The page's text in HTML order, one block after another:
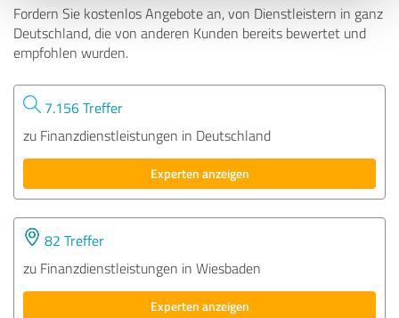
Fordern Sie kostenlos Angebote an, von Dienstleistern in ganz
Deutschland, die von anderen Kunden bereits bewertet und
empfohlen wurden.
7.156 Treffer
zu Finanzdienstleistungen in Deutschland
Experten anzeigen
82 Treffer
zu Finanzdienstleistungen in Wiesbaden
Experten anzeigen